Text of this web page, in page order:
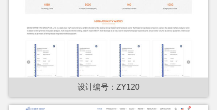
设计编号：ZY120